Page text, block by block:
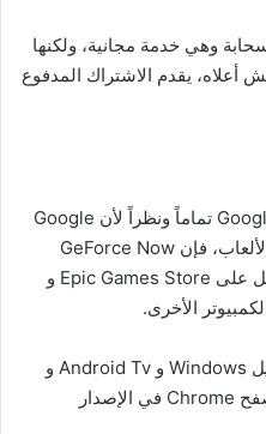
وهي خدمة مجانية، ولكنها
أعلاه، يقدم الاشتراك المدفوع
GeForce الآن هو عكس Google Stadia تماماً ونظراً لأن Google
Stadia عبارة عن وحدة تحكم في الألعاب، فإن GeForce Now
تعمل مع الألعاب التي تمتلكها بالفعل على Epic Games Store و
يتوفر GeForce على أنظمة التشغيل Windows و Android Tv و
Safari و iOS و Safari وإصدار متصفح Chrome في الإصدار